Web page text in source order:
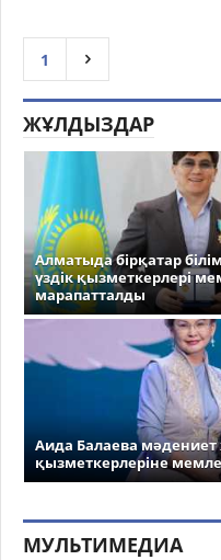
1
ЖҰЛДЫЗДАР
Алматыда бірқатар
үздік қызметкерлері
марапатталды
Аида Балаева
қызметкерлеріне
МУЛЬТИМЕДИА